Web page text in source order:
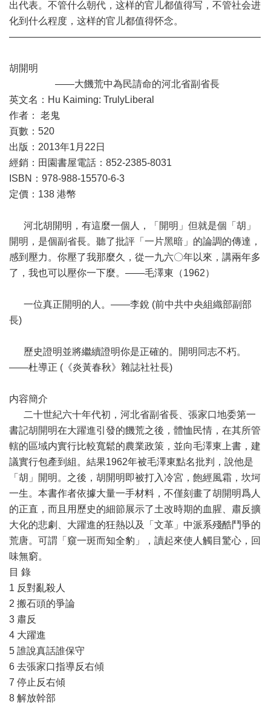
出代表。不管什么朝代，这样的官儿都值得写，不管社会进
化到什么程度，这样的官儿都值得怀念。
——————————————————————————
胡開明
——大饑荒中為民請命的河北省副省長
英文名：Hu Kaiming: TrulyLiberal
作者： 老鬼
頁數：520
出版：2013年1月22日
經銷：田園書屋電話：852-2385-8031
ISBN：978-988-15570-6-3
定價：138 港幣
河北胡開明，有這麼一個人，「開明」但就是個「胡」
開明，是個副省長。聽了批評「一片黑暗」的論調的傳達，
感到壓力。你壓了我那麼久，從一九六〇年以來，講兩年多
了，我也可以壓你一下麼。——毛澤東（1962）
一位真正開明的人。——李銳 (前中共中央組織部副部
長)
歷史證明並將繼續證明你是正確的。開明同志不朽。
——杜導正 (《炎黃春秋》雜誌社社長)
内容簡介
二十世紀六十年代初，河北省副省長、張家口地委第一
書記胡開明在大躍進引發的饑荒之後，體恤民情，在其所管
轄的區域内實行比較寬鬆的農業政策，並向毛澤東上書，建
議實行包產到組。結果1962年被毛澤東點名批判，說他是
「胡」開明。之後，胡開明即被打入冷宮，飽經風霜，坎坷
一生。本書作者依據大量一手材料，不僅刻畫了胡開明爲人
的正直，而且用歷史的細節展示了土改時期的血腥、肅反擴
大化的悲劇、大躍進的狂熱以及「文革」中派系殘酷鬥爭的
荒唐。可謂「窺一斑而知全豹」，讀起來使人觸目驚心，回
味無窮。
目 錄
1 反對亂殺人
2 搬石頭的爭論
3 肅反
4 大躍進
5 誰說真話誰保守
6 去張家口指導反右傾
7 停止反右傾
8 解放幹部